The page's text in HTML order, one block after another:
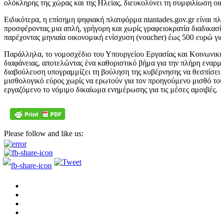
ολόκληρης της χώρας και της Ηλείας, διευκολύνει τη συμφιλίωση
Ειδικότερα, η επίσημη ψηφιακή πλατφόρμα ntantades.gov.gr είναι
προσφέροντας μια απλή, γρήγορη και χωρίς γραφειοκρατία
παρέχοντας μηνιαία οικονομική ενίσχυση (voucher) έως 500
Παράλληλα, το νομοσχέδιο του Υπουργείου Εργασίας και
διαφάνειας, αποτελώντας ένα καθοριστικό βήμα για την πλήρη
διαβούλευση υπογραμμίζει τη βούληση της κυβέρνησης να
μισθολογικό εύρος χωρίς να ερωτούν για τον προηγούμενο μισθό
εργαζόμενο το νόμιμο δικαίωμα ενημέρωσης για τις μέσες αμοιβές.
Please follow and like us: